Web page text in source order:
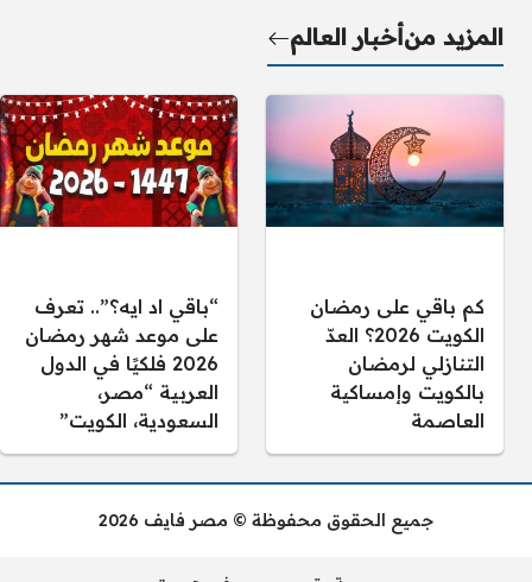
المزيد منأخبار العالم
كم باقي على رمضان
الكويت 2026؟ العدّ
التنازلي لرمضان
بالكويت وإمساكية
العاصمة
“باقي اد ايه؟”.. تعرف
على موعد شهر رمضان
2026 فلكيًا في الدول
العربية “مصر،
السعودية، الكويت”
جميع الحقوق محفوظة © مصر فايف 2026